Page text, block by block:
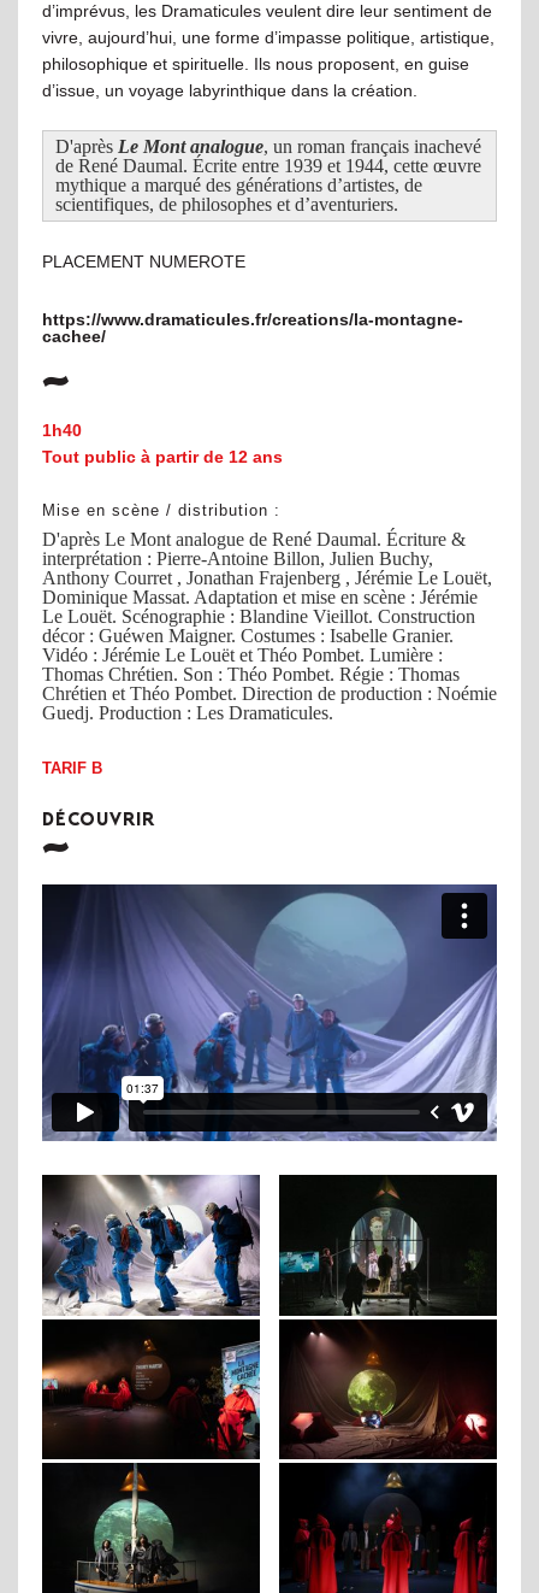
d’imprévus, les Dramaticules veulent dire leur sentiment de
vivre, aujourd’hui, une forme d’impasse politique, artistique,
philosophique et spirituelle. Ils nous proposent, en guise
d’issue, un voyage labyrinthique dans la création.
D'après Le Mont analogue, un roman français inachevé
de René Daumal. Écrite entre 1939 et 1944, cette œuvre
mythique a marqué des générations d’artistes, de
scientifiques, de philosophes et d’aventuriers.
PLACEMENT NUMEROTE
https://www.dramaticules.fr/creations/la-montagne-
cachee/
1h40
Tout public à partir de 12 ans
Mise en scène / distribution :
D'après Le Mont analogue de René Daumal. Écriture &
interprétation : Pierre-Antoine Billon, Julien Buchy,
Anthony Courret , Jonathan Frajenberg , Jérémie Le Louët,
Dominique Massat. Adaptation et mise en scène : Jérémie
Le Louët. Scénographie : Blandine Vieillot. Construction
décor : Guéwen Maigner. Costumes : Isabelle Granier.
Vidéo : Jérémie Le Louët et Théo Pombet. Lumière :
Thomas Chrétien. Son : Théo Pombet. Régie : Thomas
Chrétien et Théo Pombet. Direction de production : Noémie
Guedj. Production : Les Dramaticules.
TARIF B
DÉCOUVRIR